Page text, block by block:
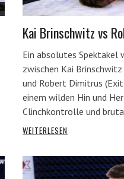
Kai Brinschwitz vs
Ein absolutes Spektakel
zwischen Kai
und Robert Dimitrus (Exit
einem wilden Hin und
Clinchkontrolle und
WEITERLESEN